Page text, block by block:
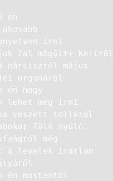
én
írni
fal mögötti kertről
nárciszról május
orgonáról
én hogy
lehet még írni
veszett tolláról
fölé nyúló
még
a levelek íratlan
én mostantól